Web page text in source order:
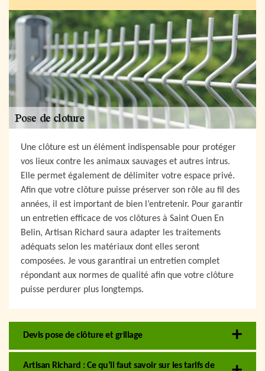
Une clôture est un élément indispensable pour protéger
vos lieux contre les animaux sauvages et autres intrus.
Elle permet également de délimiter votre espace privé.
Afin que votre clôture puisse préserver son rôle au fil des
années, il est important de bien l’entretenir. Pour garantir
un entretien efficace de vos clôtures à Saint Ouen En
Belin, Artisan Richard saura adapter les traitements
adéquats selon les matériaux dont elles seront
composées. Je vous garantirai un entretien complet
répondant aux normes de qualité afin que votre clôture
puisse perdurer plus longtemps.
Devis pose de clôture et grillage
Artisan Richard : Ce qu’il faut savoir sur les tarifs de